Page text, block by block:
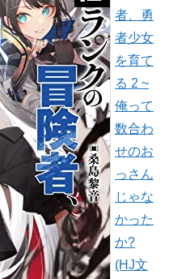
者、勇
者少女
を育て
る 2 ~
俺って
数合わ
せのお
っさん
じゃな
かった
か?
(HJ文